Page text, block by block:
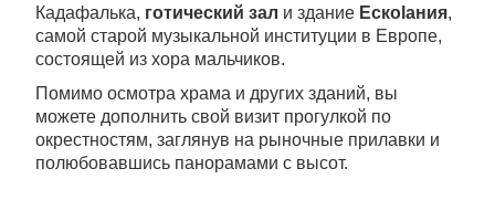
Кадафалька, готический зал и здание Ескоlания,
самой старой музыкальной институции в Европе,
состоящей из хора мальчиков.
Помимо осмотра храма и других зданий, вы
можете дополнить свой визит прогулкой по
окрестностям, заглянув на рыночные прилавки и
полюбовавшись панорамами с высот.